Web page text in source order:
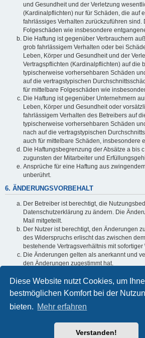
Diese Website nutzt Cookies, um
bestmöglichen Komfort bei der
bieten. Mehr erfahren
Verstanden!
und Gesundheit und der Verletzung
(Kardinalpflichten) nur für Schäden, die auf
fahrlässiges Verhalten zurückzuführen sind.
Folgeschäden wie insbesondere
Die Haftung ist gegenüber Verbrauchern
grob fahrlässigem Verhalten oder bei
Leben, Körper und Gesundheit und der
Vertragspflichten (Kardinalpflichten) auf die
typischerweise vorhersehbaren Schäden
auf die vertragstypischen
für mittelbare Folgeschäden wie
Die Haftung ist gegenüber Unternehmern
Leben, Körper und Gesundheit oder
fahrlässigem Verhalten des Betreibers auf
typischerweise vorhersehbaren Schäden
nach auf die vertragstypischen
auch für mittelbare Schäden, insbesondere
Die Haftungsbegrenzung der Absätze a bis
zugunsten der Mitarbeiter und
Ansprüche für eine Haftung aus
unberührt.
6. ÄNDERUNGSVORBEHALT
Der Betreiber ist berechtigt, die
Datenschutzerklärung zu ändern. Die
Mail mitgeteilt.
Der Nutzer ist berechtigt, den Änderungen
des Widerspruchs erlischt das zwischen
bestehende Vertragsverhältnis mit sofortiger
Die Änderungen gelten als anerkannt und
den Änderungen zugestimmt hat.
Informationen über den Umgang mit Ihren
in der Datenschutzerklärung enthalten.
Powered byphpBB® Forum Software ©